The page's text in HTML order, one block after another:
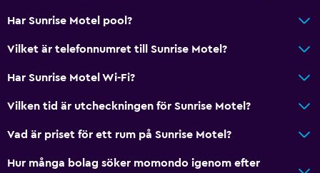
Bäddsoffa
Media och underhållning
Kabel- eller satellit-TV
Flat-screen TV
Hälsa och säkerhet
Har Sunrise Motel pool?
Vilket är telefonnumret till Sunrise Motel?
Har Sunrise Motel Wi-Fi?
Vilken tid är utcheckningen för Sunrise Motel?
Vad är priset för ett rum på Sunrise Motel?
Hur många bolag söker momondo igenom efter